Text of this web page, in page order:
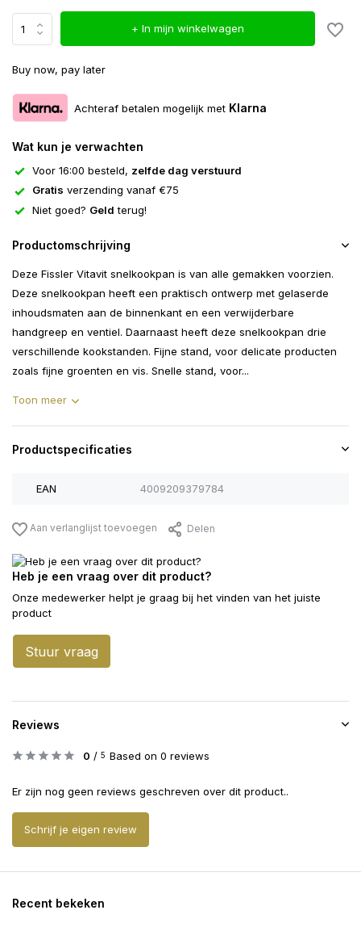
+ In mijn winkelwagen
Buy now, pay later
Achteraf betalen mogelijk met Klarna
Wat kun je verwachten
Voor 16:00 besteld, zelfde dag verstuurd
Gratis verzending vanaf €75
Niet goed? Geld terug!
Productomschrijving
Deze Fissler Vitavit snelkookpan is van alle gemakken voorzien.
Deze snelkookpan heeft een praktisch ontwerp met gelaserde
inhoudsmaten aan de binnenkant en een verwijderbare
handgreep en ventiel. Daarnaast heeft deze snelkookpan drie
verschillende kookstanden. Fijne stand, voor delicate producten
zoals fijne groenten en vis. Snelle stand, voor...
Toon meer
Productspecificaties
EAN 4009209379784
Aan verlanglijst toevoegen Delen
Heb je een vraag over dit product?
Onze medewerker helpt je graag bij het vinden van het juiste
product
Stuur vraag
Reviews
0 / 5 Based on 0 reviews
Er zijn nog geen reviews geschreven over dit product..
Schrijf je eigen review
Recent bekeken